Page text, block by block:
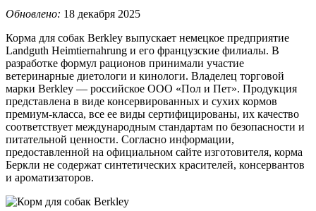
Обновлено: 18 декабря 2025
Корма для собак Berkley выпускает немецкое предприятие
Landguth Heimtiernahrung и его французские филиалы. В
разработке формул рационов принимали участие
ветеринарные диетологи и кинологи. Владелец торговой
марки Berkley ― российское ООО «Пол и Пет». Продукция
представлена в виде консервированных и сухих кормов
премиум-класса, все ее виды сертифицированы, их качество
соответствует международным стандартам по безопасности и
питательной ценности. Согласно информации,
предоставленной на официальном сайте изготовителя, корма
Беркли не содержат синтетических красителей, консервантов
и ароматизаторов.